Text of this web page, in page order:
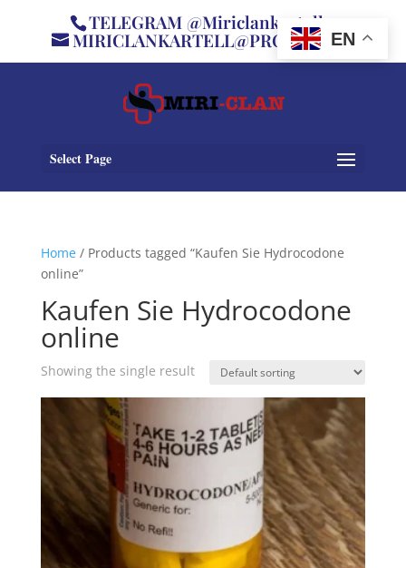
TELEGRAM @Miriclankartell
MIRICLANKARTELL@PROTON.ME
Select Page
Home/ Products tagged “Kaufen Sie Hydrocodone
online”
Kaufen Sie Hydrocodone
online
Showing the single result
EN